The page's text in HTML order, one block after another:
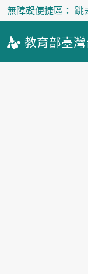
無障礙便捷區： 跳
教育部臺